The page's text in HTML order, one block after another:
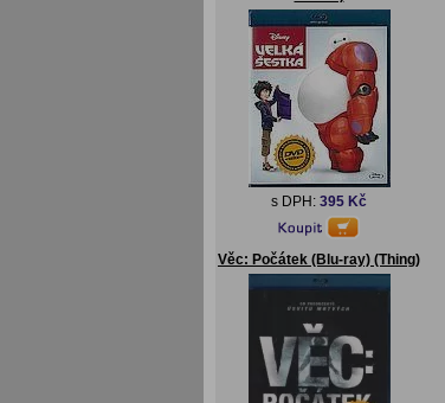
s DPH: 395 Kč
Věc: Počátek (Blu-ray) (Thing)